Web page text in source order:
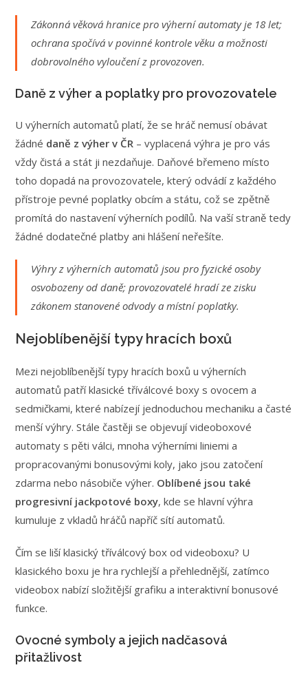
Zákonná věková hranice pro výherní automaty je 18 let;
ochrana spočívá v povinné kontrole věku a možnosti
dobrovolného vyloučení z provozoven.
Daně z výher a poplatky pro provozovatele
U výherních automatů platí, že se hráč nemusí obávat
žádné daně z výher v ČR – vyplacená výhra je pro vás
vždy čistá a stát ji nezdaňuje. Daňové břemeno místo
toho dopadá na provozovatele, který odvádí z každého
přístroje pevné poplatky obcím a státu, což se zpětně
promítá do nastavení výherních podílů. Na vaší straně tedy
žádné dodatečné platby ani hlášení neřešíte.
Výhry z výherních automatů jsou pro fyzické osoby
osvobozeny od daně; provozovatelé hradí ze zisku
zákonem stanovené odvody a místní poplatky.
Nejoblíbenější typy hracích boxů
Mezi nejoblíbenější typy hracích boxů u výherních
automatů patří klasické tříválcové boxy s ovocem a
sedmičkami, které nabízejí jednoduchou mechaniku a časté
menší výhry. Stále častěji se objevují videoboxové
automaty s pěti válci, mnoha výherními liniemi a
propracovanými bonusovými koly, jako jsou zatočení
zdarma nebo násobiče výher. Oblíbené jsou také
progresivní jackpotové boxy, kde se hlavní výhra
kumuluje z vkladů hráčů napříč sítí automatů.
Čím se liší klasický tříválcový box od videoboxu? U
klasického boxu je hra rychlejší a přehlednější, zatímco
videobox nabízí složitější grafiku a interaktivní bonusové
funkce.
Ovocné symboly a jejich nadčasová
přitažlivost